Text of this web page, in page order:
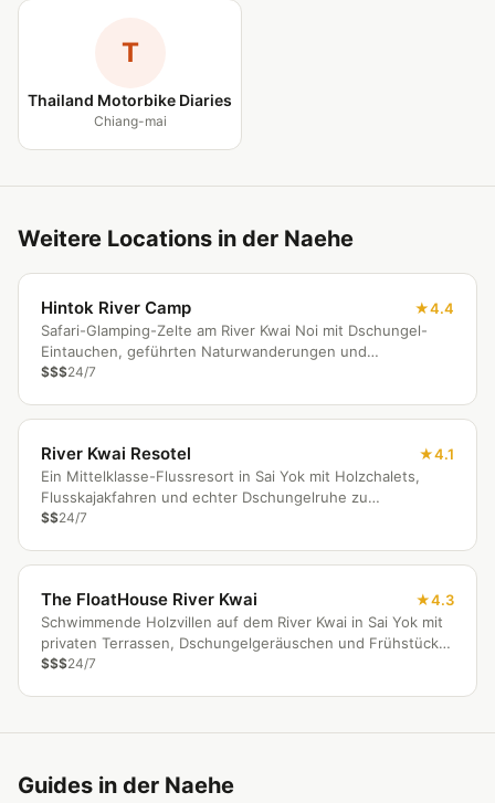
T
Thailand Motorbike Diaries
Chiang-mai
Weitere Locations in der Naehe
Hintok River Camp
4.4
Safari-Glamping-Zelte am River Kwai Noi mit Dschungel-
Eintauchen, geführten Naturwanderungen und
gemeinsamen Lagerfeuerabenden.
$$$24/7
River Kwai Resotel
4.1
Ein Mittelklasse-Flussresort in Sai Yok mit Holzchalets,
Flusskajakfahren und echter Dschungelruhe zu
zugänglichen Preisen.
$$24/7
The FloatHouse River Kwai
4.3
Schwimmende Holzvillen auf dem River Kwai in Sai Yok mit
privaten Terrassen, Dschungelgeräuschen und Frühstück
per Longtail-Boot.
$$$24/7
Guides in der Naehe